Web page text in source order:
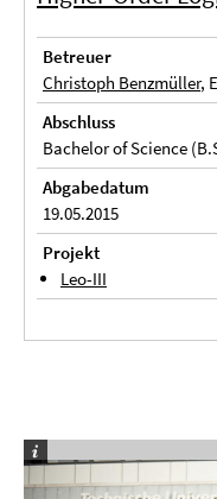
Betreuer
Christoph Benzmüller,
Abschluss
Bachelor of Science
Abgabedatum
19.05.2015
Projekt
Leo-III